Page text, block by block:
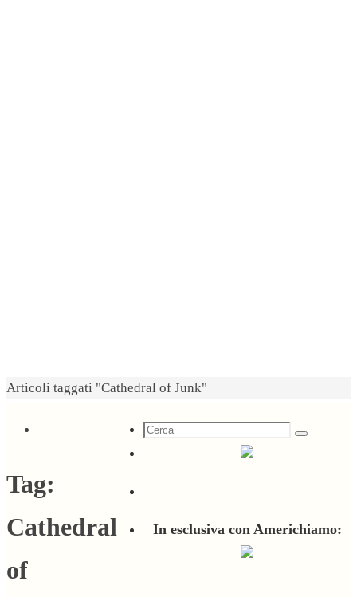
Home
Articoli taggati "Cathedral of Junk"
Tag:
Cathedral
of
Cerca
Cerca
In esclusiva con Americhiamo: